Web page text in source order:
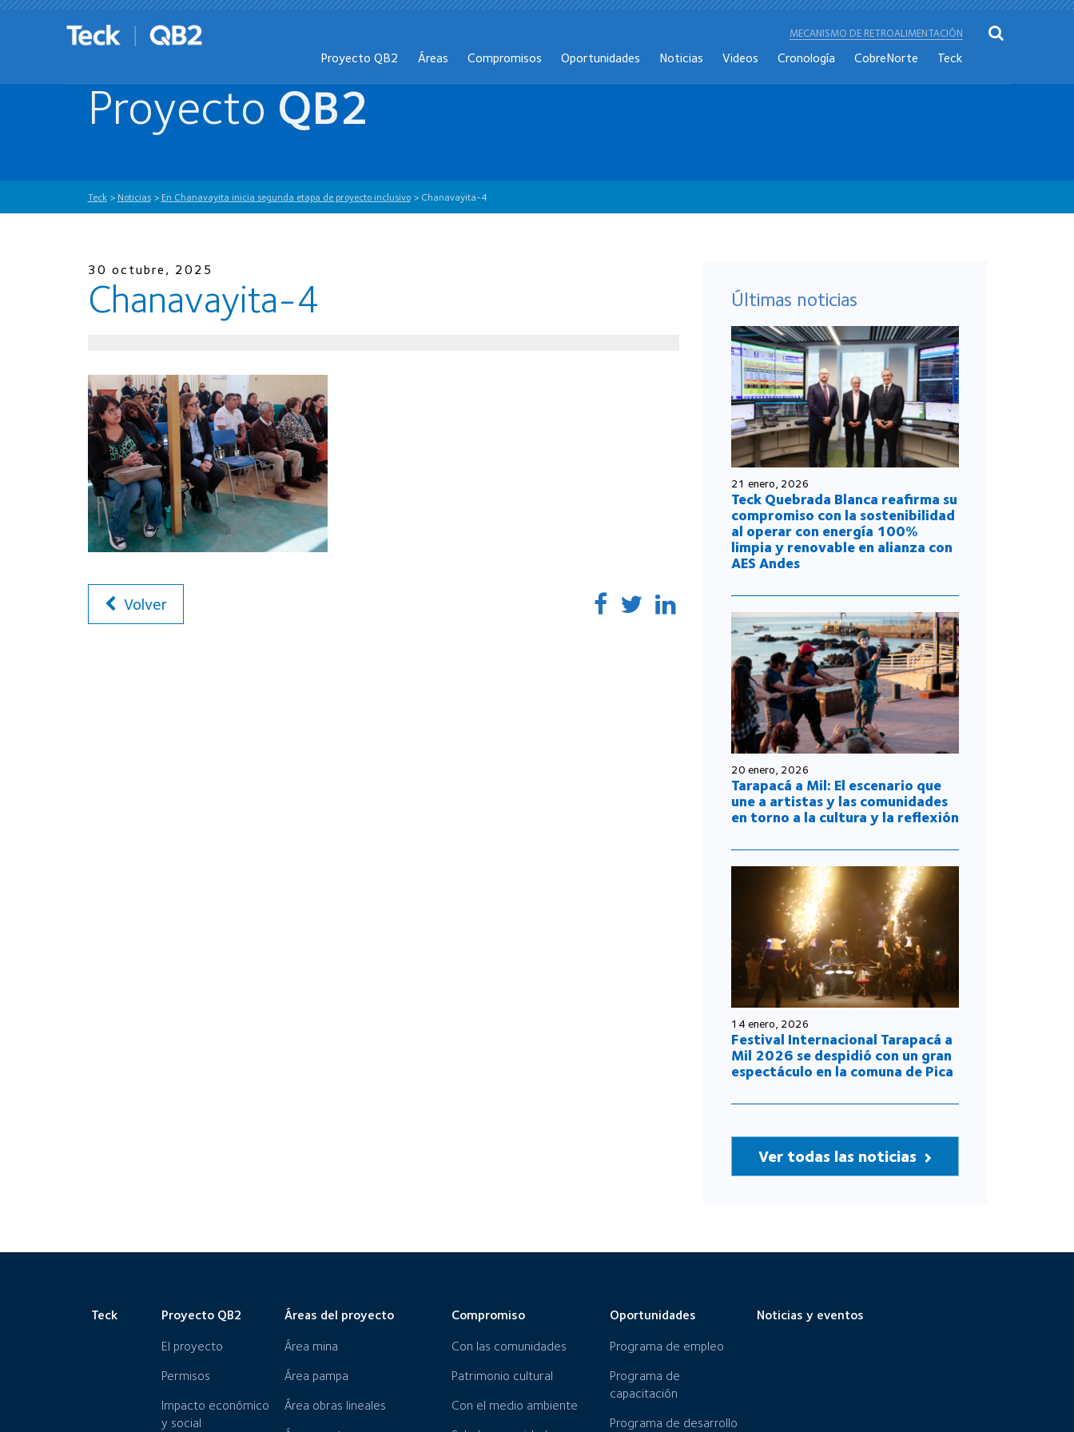
MECANISMO DE RETROALIMENTACIÓN
Proyecto QB2 Áreas Compromisos Oportunidades Noticias Videos Cronología CobreNorte Teck
Proyecto QB2
Teck> Noticias> En Chanavayita inicia segunda etapa de proyecto inclusivo> Chanavayita-4
30 octubre, 2025
Chanavayita-4
Volver
Últimas noticias
21 enero, 2026
Teck Quebrada Blanca reafirma su
compromiso con la sostenibilidad
al operar con energía 100%
limpia y renovable en alianza con
AES Andes
20 enero, 2026
Tarapacá a Mil: El escenario que
une a artistas y las comunidades
en torno a la cultura y la reflexión
14 enero, 2026
Festival Internacional Tarapacá a
Mil 2026 se despidió con un gran
espectáculo en la comuna de Pica
Ver todas las noticias
Teck Proyecto QB2
El proyecto
Permisos
Impacto económico
y social
Áreas del proyecto
Área mina
Área pampa
Área obras lineales
Compromiso
Con las comunidades
Patrimonio cultural
Con el medio ambiente
Oportunidades
Programa de empleo
Programa de
capacitación
Programa de desarrollo
Noticias y eventos